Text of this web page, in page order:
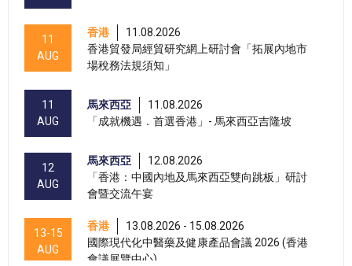
11
AUG
香港
11.08.2026
香港貿發局經貿研究網上研討會「拓展內地市
場稅務法規須知」
11
AUG
馬來西亞
11.08.2026
「成就機遇．首選香港」- 馬來西亞吉隆坡
12
AUG
馬來西亞
12.08.2026
「香港：中國內地及馬來西亞雙向跳板」研討
會暨交流午宴
13-15
AUG
香港
13.08.2026 - 15.08.2026
國際現代化中醫藥及健康產品會議 2026 (香港
會議展覽中心)